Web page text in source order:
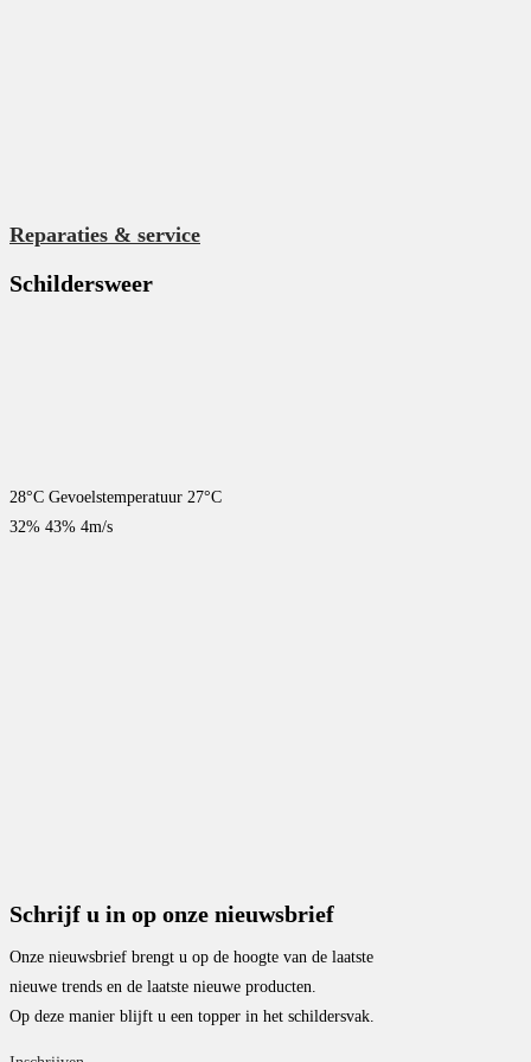
Reparaties & service
Schildersweer
28°C Gevoelstemperatuur 27°C
32% 43% 4m/s
Schrijf u in op onze nieuwsbrief
Onze nieuwsbrief brengt u op de hoogte van de laatste
nieuwe trends en de laatste nieuwe producten.
Op deze manier blijft u een topper in het schildersvak.